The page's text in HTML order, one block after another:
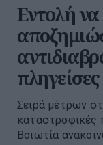
Εντολή
Σειρά μέτρων
καταστροφικές
Βοιωτία